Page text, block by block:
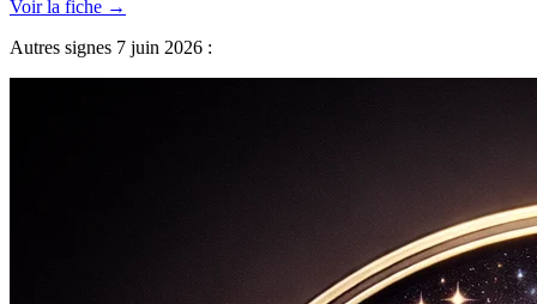
Voir la fiche →
Autres signes 7 juin 2026 :